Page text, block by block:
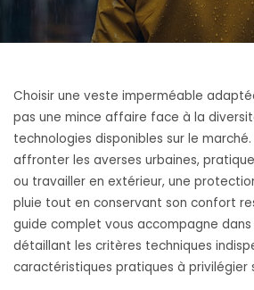
Choisir une veste imperméable
pas une mince affaire face à la
technologies disponibles sur le
affronter les averses urbaines,
ou travailler en extérieur, une
pluie tout en conservant son confort
guide complet vous accompagne
détaillant les critères techniques
caractéristiques pratiques à privilégier